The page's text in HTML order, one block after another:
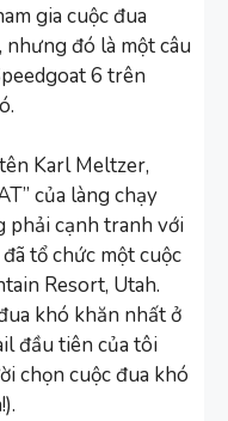
gia cuộc đua
đó là một câu
6 trên
Karl Meltzer,
của làng chạy
phải cạnh tranh với
tổ chức một cuộc
Resort, Utah.
khó khăn nhất ở
đầu tiên của tôi
chọn cuộc đua khó